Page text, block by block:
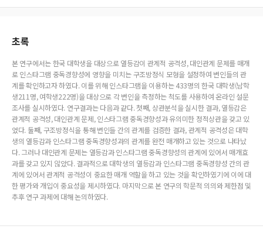
초록
본 연구에서는 한국 대학생을 대상으로 열등감이 관계적 공격성, 대인관계 문제를 매개
로 인스타그램 중독경향성에 영향을 미치는 구조방정식 모형을 설정하여 변인들의 관
계를 확인하고자 하였다. 이를 위해 인스타그램을 이용하는 433명의 한국 대학생(남학
생211명, 여학생222명)을 대상으로 각 변인을 측정하는 척도를 사용하여 온라인 설문
조사를 실시하였다. 연구결과는 다음과 같다. 첫째, 상관분석을 실시한 결과, 열등감은
관계적 공격성, 대인관계 문제, 인스타그램 중독경향성과 유의미한 정적상관을 갖고 있
었다. 둘째, 구조방정식을 통해 변인들 간의 관계를 검증한 결과, 관계적 공격성은 대학
생의 열등감과 인스타그램 중독경향성과의 관계를 완전 매개하고 있는 것으로 나타났
다. 그러나 대인관계 문제는 열등감과 인스타그램 중독경향성의 관계에 있어서 매개효
과를 갖고 있지 않았다. 결과적으로 대학생의 열등감과 인스타그램 중독경향성 간의 관
계에 있어서 관계적 공격성이 중요한 매개 역할을 하고 있는 것을 확인하였기에 이에 대
한 평가와 개입이 중요성을 제시하였다. 마지막으로 본 연구의 학문적 의의와 제한점 및
추후 연구 과제에 대해 논의하였다.